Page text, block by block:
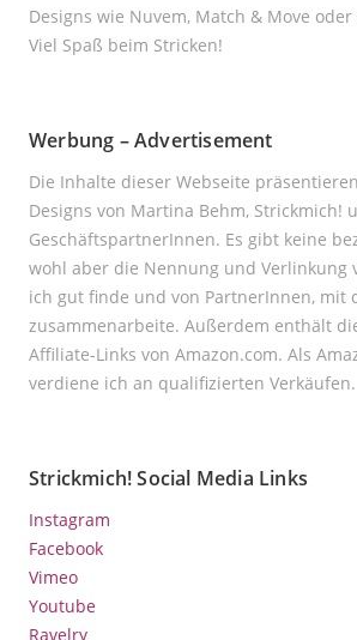
Designs wie Nuvem, Match & Move
Viel Spaß beim Stricken!
Werbung – Advertisement
Die Inhalte dieser Webseite
Designs von Martina Behm, Strickmich!
GeschäftspartnerInnen. Es gibt keine
wohl aber die Nennung und Verlinkung
ich gut finde und von PartnerInnen, mit
zusammenarbeite. Außerdem enthält
Affiliate-Links von Amazon.com. Als
verdiene ich an qualifizierten Verkäufen.
Strickmich! Social Media Links
Instagram
Facebook
Vimeo
Youtube
Ravelry